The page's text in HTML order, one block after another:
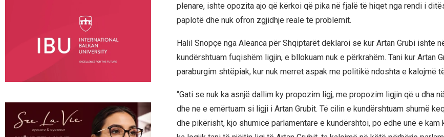
plenare, ishte opozita ajo që kërkoi që pika në fjalë të hiqet nga rendi i
paplotë dhe nuk ofron zgjidhje reale të problemit.
Halil Snopçe nga Aleanca për Shqiptarët deklaroi se kur Artan Grubi ishte
kundërshtuam fuqishëm ligjin, e bllokuam nuk e përkrahëm. Tani kur Artan
paraburgim shtëpiak, kur nuk merret aspak me politikë ndoshta e kalojmë
“Gati se nuk ka asnjë dallim ky propozim ligj, me propozim ligjin që u dha
dhe ne e emërtuam si ligji i Artan Grubit. Të cilin e kundërshtuam shumë
dhe pikërisht, kjo shumicë parlamentare e kundërshtoi, po edhe unë e kam